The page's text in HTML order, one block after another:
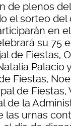
de plenos
el sorteo del
en
su 75
de Fiestas,
Palacio
Fiestas,
de
de la
las urnas